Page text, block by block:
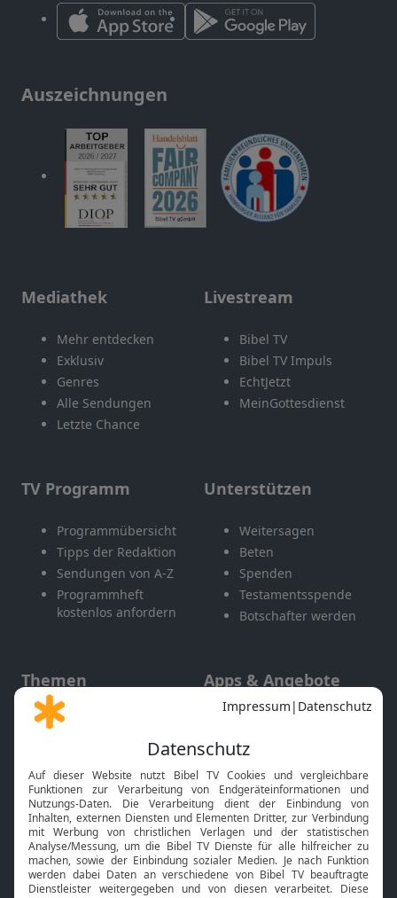
Auszeichnungen
Mediathek
Mehr entdecken
Exklusiv
Genres
Alle Sendungen
Letzte Chance
Livestream
Bibel TV
Bibel TV Impuls
EchtJetzt
MeinGottesdienst
TV Programm
Programmübersicht
Tipps der Redaktion
Sendungen von A-Z
Programmheft
kostenlos anfordern
Unterstützen
Weitersagen
Beten
Spenden
Testamentsspende
Botschafter werden
Themen
Gott und Bibel erklärt
Neuigkeiten
Apps & Angebote
Mobile App
Smart TV
HbbTV
Bibelthek Online-Bibel
Nächster Gottesdienst